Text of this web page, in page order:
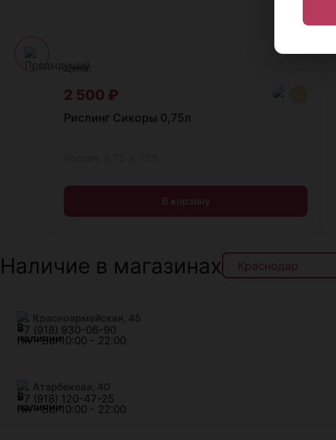
Цена:
2 500 ₽
Рислинг Сикоры 0,75л
В корзину
Наличие в магазинах
ул. Красноармейская, 45
+7 (918) 930-06-90
Пн - Вс: 10:00 - 22:00
​ул. Атарбекова, 40
+7 (918) 120-47-25
Пн - Вс: 10:00 - 22:00